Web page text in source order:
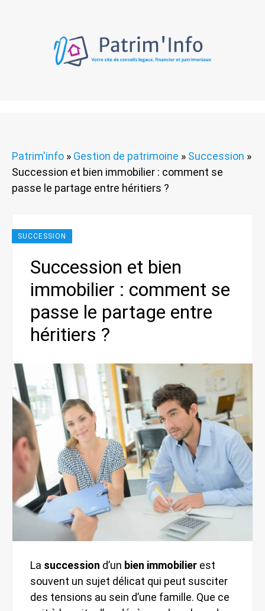
Patrim'info » Gestion de patrimoine » Succession »
Succession et bien immobilier : comment se
passe le partage entre héritiers ?
SUCCESSION
Succession et bien
immobilier : comment se
passe le partage entre
héritiers ?
La succession d’un bien immobilier est
souvent un sujet délicat qui peut susciter
des tensions au sein d’une famille. Que ce